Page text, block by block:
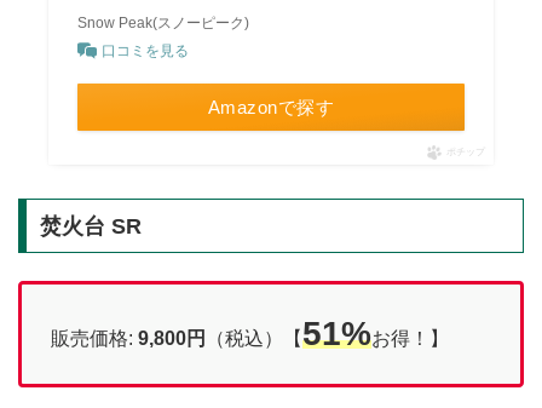
Snow Peak(スノーピーク)
口コミを見る
Amazonで探す
ポチップ
焚火台 SR
販売価格: 9,800円 （税込）【51%お得！】